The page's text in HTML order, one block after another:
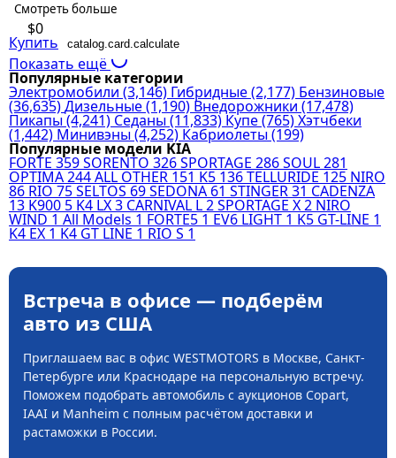
Смотреть больше
$0
Купить catalog.card.calculate
Показать ещё
Популярные категории
Электромобили (3,146) Гибридные(2,177) Бензиновые
(36,635)Дизельные(1,190) Внедорожники (17,478)
Пикапы(4,241) Седаны(11,833)Купе(765)Хэтчбеки
(1,442) Минивэны(4,252) Кабриолеты(199)
Популярные модели KIA
FORTE 359SORENTO 326SPORTAGE 286SOUL281
OPTIMA244ALL OTHER 151 K5 136TELLURIDE 125 NIRO
86 RIO 75SELTOS 69SEDONA 61 STINGER31 CADENZA
13 K900 5 K4 LX3 CARNIVAL L2SPORTAGE X2 NIRO
WIND 1 All Models 1 FORTE5 1 EV6 LIGHT 1 K5 GT-LINE 1
K4 EX 1 K4 GT LINE 1 RIO S 1
Встреча в офисе — подберём
авто из США
Приглашаем вас в офис WESTMOTORS в Москве, Санкт-
Петербурге или Краснодаре на персональную встречу.
Поможем подобрать автомобиль с аукционов Copart,
IAAI и Manheim с полным расчётом доставки и
растаможки в России.